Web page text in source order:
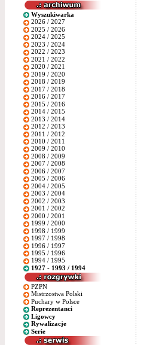
Wyszukiwarka
2026 / 2027
2025 / 2026
2024 / 2025
2023 / 2024
2022 / 2023
2021 / 2022
2020 / 2021
2019 / 2020
2018 / 2019
2017 / 2018
2016 / 2017
2015 / 2016
2014 / 2015
2013 / 2014
2012 / 2013
2011 / 2012
2010 / 2011
2009 / 2010
2008 / 2009
2007 / 2008
2006 / 2007
2005 / 2006
2004 / 2005
2003 / 2004
2002 / 2003
2001 / 2002
2000 / 2001
1999 / 2000
1998 / 1999
1997 / 1998
1996 / 1997
1995 / 1996
1994 / 1995
1927 - 1993 / 1994
PZPN
Mistrzostwa Polski
Puchary w Polsce
Reprezentanci
Ligowcy
Rywalizacje
Serie